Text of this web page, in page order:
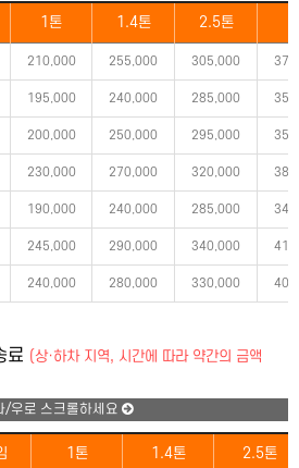
1톤 1.4톤 2.5톤
210,000 255,000 305,000
195,000 240,000 285,000
200,000 250,000 295,000
230,000 270,000 320,000
190,000 240,000 285,000
245,000 290,000 340,000
240,000 280,000 330,000
료 (상·하차 지역, 시간에 따라 약간의 금액
/우로 스크롤하세요
1톤 1.4톤 2.5톤